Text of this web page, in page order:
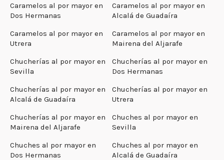
Caramelos al por mayor en
Dos Hermanas
Caramelos al por mayor en
Alcalá de Guadaíra
Caramelos al por mayor en
Utrera
Caramelos al por mayor en
Mairena del Aljarafe
Chucherías al por mayor en
Sevilla
Chucherías al por mayor en
Dos Hermanas
Chucherías al por mayor en
Alcalá de Guadaíra
Chucherías al por mayor en
Utrera
Chucherías al por mayor en
Mairena del Aljarafe
Chuches al por mayor en
Sevilla
Chuches al por mayor en
Dos Hermanas
Chuches al por mayor en
Alcalá de Guadaíra